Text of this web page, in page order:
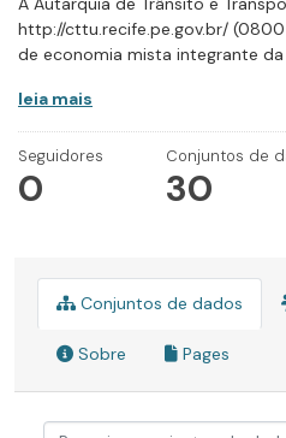
http://cttu.recife.pe.gov.br/ (0800
de economia mista integrante
leia mais
Seguidores
0
Conjuntos de
30
Conjuntos de dados
Sobre Pages